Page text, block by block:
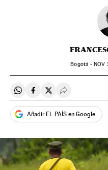
Bogotá -NOV
Compartir en Whatsapp
Compartir en
Compartir en
Desplegar
Añadir EL PAÍS en Google